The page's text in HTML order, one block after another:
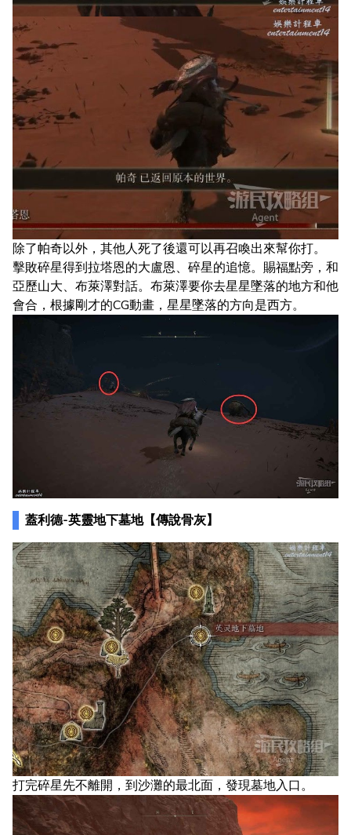
除了帕奇以外，其他人死了後還可以再召喚出來幫你打。
擊敗碎星得到拉塔恩的大盧恩、碎星的追憶。賜福點旁，和
亞歷山大、布萊澤對話。布萊澤要你去星星墜落的地方和他
會合，根據剛才的CG動畫，星星墜落的方向是西方。
蓋利德-英靈地下墓地【傳說骨灰】
打完碎星先不離開，到沙灘的最北面，發現墓地入口。